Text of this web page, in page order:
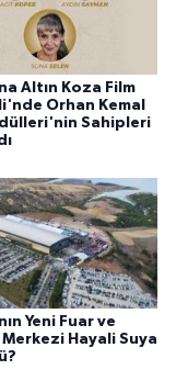
Altın Koza Film
Orhan Kemal
Sahipleri
Yeni Fuar ve
Hayali Suya